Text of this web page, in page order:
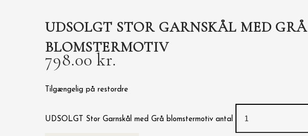
UDSOLGT STOR GARNSKÅL MED GRÅ
BLOMSTERMOTIV
798.00kr.
Tilgængelig på restordre
UDSOLGT Stor Garnskål med Grå blomstermotiv antal